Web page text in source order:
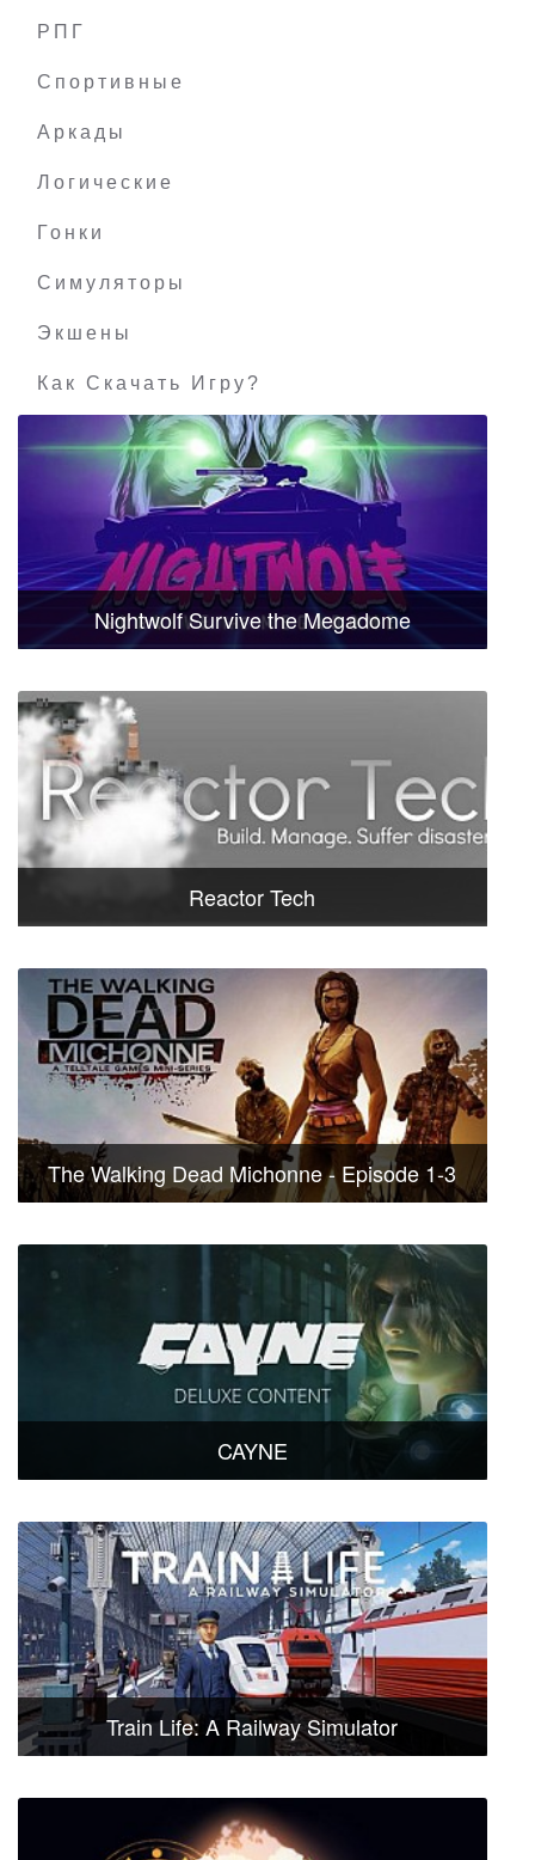
РПГ
Спортивные
Аркады
Логические
Гонки
Симуляторы
Экшены
Как Скачать Игру?
Nightwolf Survive the Megadome
Reactor Tech
The Walking Dead Michonne - Episode 1-3
CAYNE
Train Life: A Railway Simulator